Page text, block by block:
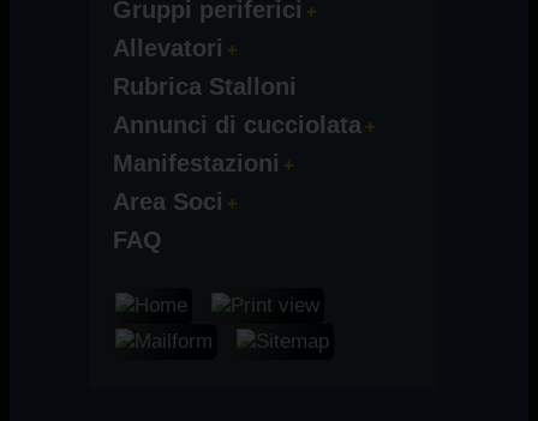
Gruppi periferici
Allevatori
Rubrica Stalloni
Annunci di cucciolata
Manifestazioni
Area Soci
FAQ